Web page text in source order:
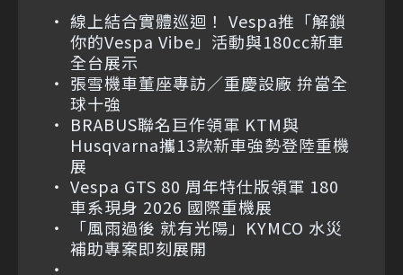
線上結合實體巡迴！ Vespa推「解鎖
你的Vespa Vibe」活動與180cc新車
全台展示
張雪機車董座專訪／重慶設廠 拚當全
球十強
BRABUS聯名巨作領軍 KTM與
Husqvarna攜13款新車強勢登陸重機
展
Vespa GTS 80 周年特仕版領軍 180
車系現身 2026 國際重機展
「風雨過後 就有光陽」KYMCO 水災
補助專案即刻展開